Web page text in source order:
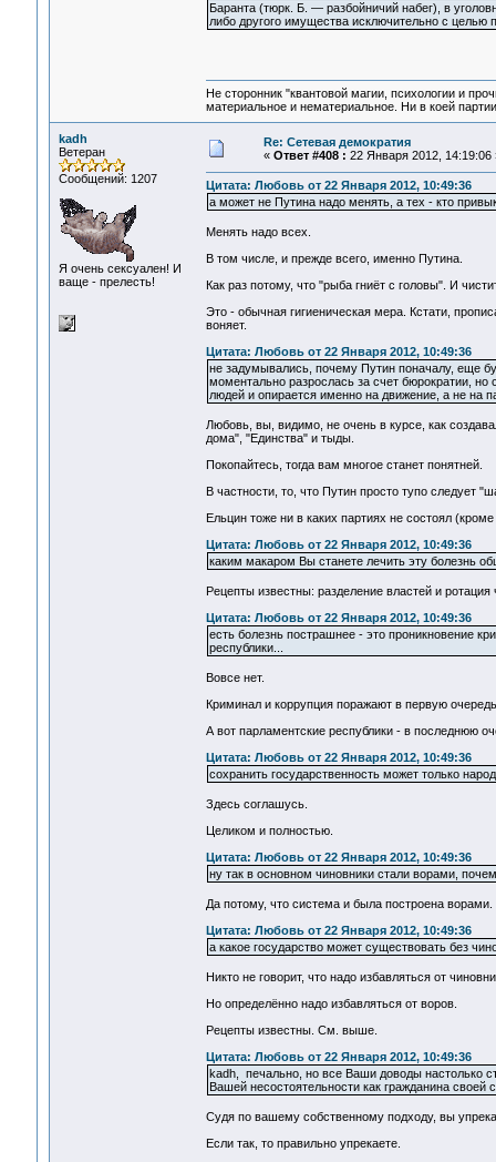
Баранта (тюрк. Б. — разбойничий набег), в
либо другого имущества исключительно с
Не сторонник "квантовой магии, психологии и
материальное и нематериальное. Ни в коей
kadh
Ветеран
Сообщений: 1207
Я очень сексуален! И
ваще - прелесть!
Re: Сетевая демократия
« Ответ #408 : 22 Января 2012, 14:19:06
Цитата: Любовь от 22 Января 2012, 10:49:36
а может не Путина надо менять, а тех - кто
Менять надо всех.
В том числе, и прежде всего, именно Путина.
Как раз потому, что "рыба гниёт с головы". И
Это - обычная гигиеническая мера. Кстати,
воняет.
Цитата: Любовь от 22 Января 2012, 10:49:36
не задумывались, почему Путин поначалу, еще
моментально разрослась за счет бюрократии,
людей и опирается именно на движение, а не на
Любовь, вы, видимо, не очень в курсе, как
дома", "Единства" и тыды.
Покопайтесь, тогда вам многое станет понятней.
В частности, то, что Путин просто тупо следует
Ельцин тоже ни в каких партиях не состоял
Цитата: Любовь от 22 Января 2012, 10:49:36
каким макаром Вы станете лечить эту болезнь
Рецепты известны: разделение властей и
Цитата: Любовь от 22 Января 2012, 10:49:36
есть болезнь пострашнее - это проникновение
республики...
Вовсе нет.
Криминал и коррупция поражают в первую
А вот парламентские республики - в последнюю
Цитата: Любовь от 22 Января 2012, 10:49:36
сохранить государственность может только
Здесь соглашусь.
Целиком и полностью.
Цитата: Любовь от 22 Января 2012, 10:49:36
ну так в основном чиновники стали ворами,
Да потому, что система и была построена
Цитата: Любовь от 22 Января 2012, 10:49:36
а какое государство может существовать без
Никто не говорит, что надо избавляться от
Но определённо надо избавляться от воров.
Рецепты известны. См. выше.
Цитата: Любовь от 22 Января 2012, 10:49:36
kadh, печально, но все Ваши доводы настолько
Вашей несостоятельности как гражданина своей
Судя по вашему собственному подходу, вы
Если так, то правильно упрекаете.